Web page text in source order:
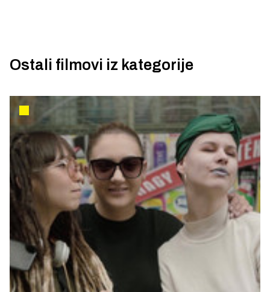
Ostali filmovi iz kategorije